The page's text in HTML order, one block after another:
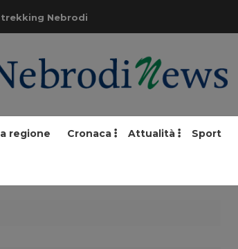
Nebrodi
regione Cronaca Attualità Sport